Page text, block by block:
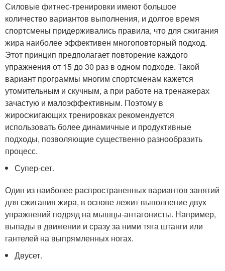
Силовые фитнес-тренировки имеют большое
количество вариантов выполнения, и долгое время
спортсмены придерживались правила, что для сжигания
жира наиболее эффективен многоповторный подход.
Этот принцип предполагает повторение каждого
упражнения от 15 до 30 раз в одном подходе. Такой
вариант программы многим спортсменам кажется
утомительным и скучным, а при работе на тренажерах
зачастую и малоэффективным. Поэтому в
жиросжигающих тренировках рекомендуется
использовать более динамичные и продуктивные
подходы, позволяющие существенно разнообразить
процесс.
Супер-сет.
Один из наиболее распространенных вариантов занятий
для сжигания жира, в основе лежит выполнение двух
упражнений подряд на мышцы-антагонисты. Например,
выпады в движении и сразу за ними тяга штанги или
гантелей на выпрямленных ногах.
Двусет.